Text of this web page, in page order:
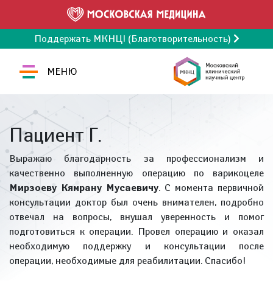
Поддержать МКНЦ! (Благотворительность)
МЕНЮ
Пациент Г.
Выражаю благодарность за профессионализм и
качественно выполненную операцию по варикоцеле
Мирзоеву Кямрану Мусаевичу. С момента первичной
консультации доктор был очень внимателен, подробно
отвечал на вопросы, внушал уверенность и помог
подготовиться к операции. Провел операцию и оказал
необходимую поддержку и консультации после
операции, необходимые для реабилитации. Спасибо!